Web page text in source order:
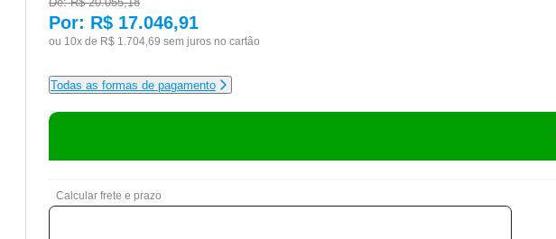
Por: R$ 17.046,91
ou 10x de R$ 1.704,69 sem juros no cartão
Todas as formas de pagamento
Calcular frete e prazo